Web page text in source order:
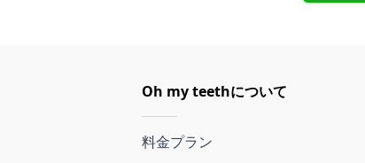
Oh my teethについて
料金プラン